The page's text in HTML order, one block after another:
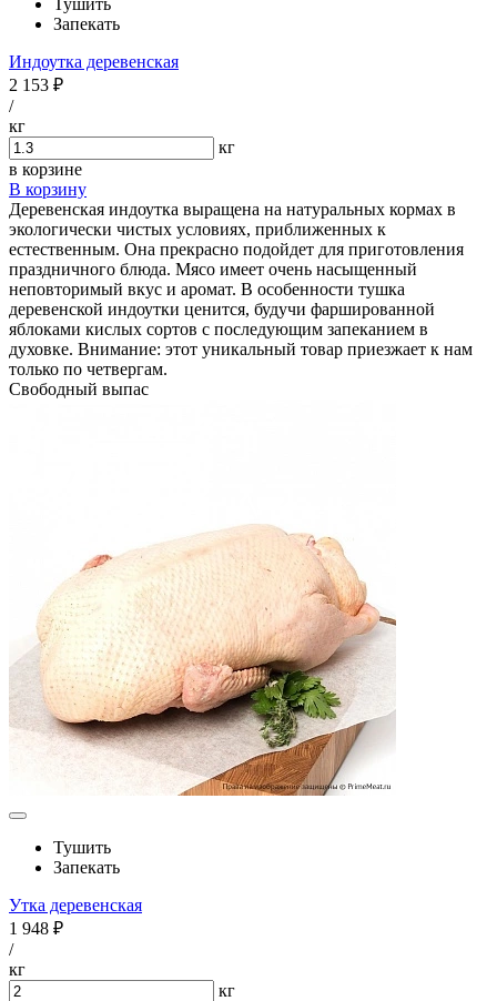
Запекать
Индоутка деревенская
2 153 ₽
/
кг
кг
в корзине
В корзину
Деревенская индоутка выращена на натуральных кормах в
экологически чистых условиях, приближенных к
естественным. Она прекрасно подойдет для приготовления
праздничного блюда. Мясо имеет очень насыщенный
неповторимый вкус и аромат. В особенности тушка
деревенской индоутки ценится, будучи фаршированной
яблоками кислых сортов с последующим запеканием в
духовке. Внимание: этот уникальный товар приезжает к нам
только по четвергам.
Свободный выпас
Тушить
Запекать
Утка деревенская
1 948 ₽
/
кг
кг